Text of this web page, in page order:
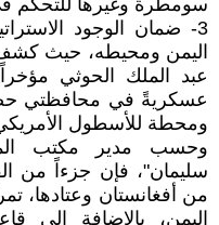
سومطرة وغيرها للتحكم
3- ضمان الوجود
اليمن ومحيطه، حيث كشف
عبد الملك الحوثي
عسكريةً في محافظتي
ومحطة للأسطول
وحسب مدير مكتب
سليمان"، فإن جزءاً من
من أفغانستان وعتادها،
اليمن، بالإضافة الى